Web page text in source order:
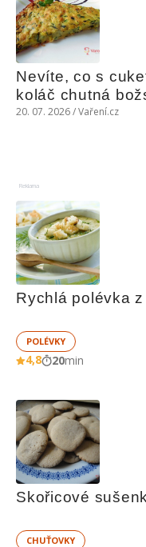
Nevíte, co s
koláč chutná
20. 07. 2026 / Vaření.cz
Reklama
Rychlá polévka
POLÉVKY
4,8 20min
Skořicové
CHUŤOVKY